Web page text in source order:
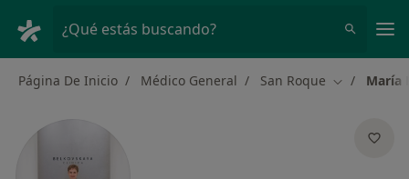
¿Qué estás buscando?
Página De Inicio Médico General San Roque Cambiar de
María